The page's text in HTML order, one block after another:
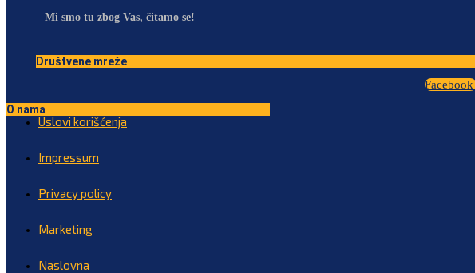
Mi smo tu zbog Vas, čitamo se!
Društvene mreže
Facebook
O nama
Uslovi korišćenja
Impressum
Privacy policy
Marketing
Naslovna